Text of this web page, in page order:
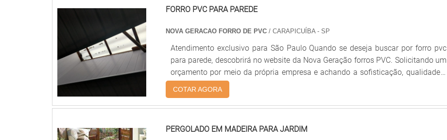
FORRO PVC PARA PAREDE
NOVA GERACAO FORRO DE PVC/ CARAPICUÍBA - SP
Atendimento exclusivo para São Paulo Quando se deseja buscar por forro pvc
para parede, descobrirá no website da Nova Geração forros PVC. Solicitando um
orçamento por meio da própria empresa e achando a sofisticação, qualidade e
preço justo em um só lugar. Quando o assunto é forro pvc para parede, com a
Nova Geração forros PVC o cliente obterá assertividade com comprometimento
com o resultado dos clientes. DETALHES SOBRE FORRO PVC PARA PAREDE A
clientes com escritório de alta qualidade onde são realizadas as atividades e
COTAR AGORA
PERGOLADO EM MADEIRA PARA JARDIM